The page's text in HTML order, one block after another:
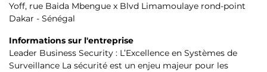
Yoff, rue Baida Mbengue x Blvd Limamoulaye rond-point
Dakar - Sénégal
Informations sur l'entreprise
Leader Business Security : L’Excellence en Systèmes de
Surveillance La sécurité est un enjeu majeur pour les